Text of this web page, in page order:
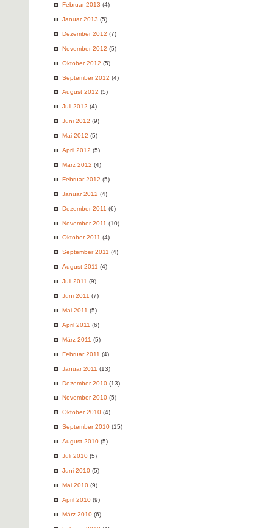
Februar 2013 (4)
Januar 2013 (5)
Dezember 2012 (7)
November 2012 (5)
Oktober 2012 (5)
September 2012 (4)
August 2012 (5)
Juli 2012 (4)
Juni 2012 (9)
Mai 2012 (5)
April 2012 (5)
März 2012 (4)
Februar 2012 (5)
Januar 2012 (4)
Dezember 2011 (6)
November 2011 (10)
Oktober 2011 (4)
September 2011 (4)
August 2011 (4)
Juli 2011 (9)
Juni 2011 (7)
Mai 2011 (5)
April 2011 (6)
März 2011 (5)
Februar 2011 (4)
Januar 2011 (13)
Dezember 2010 (13)
November 2010 (5)
Oktober 2010 (4)
September 2010 (15)
August 2010 (5)
Juli 2010 (5)
Juni 2010 (5)
Mai 2010 (9)
April 2010 (9)
März 2010 (6)